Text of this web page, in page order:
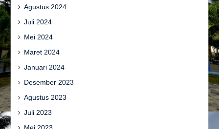
Agustus 2024
Juli 2024
Mei 2024
Maret 2024
Januari 2024
Desember 2023
Agustus 2023
Juli 2023